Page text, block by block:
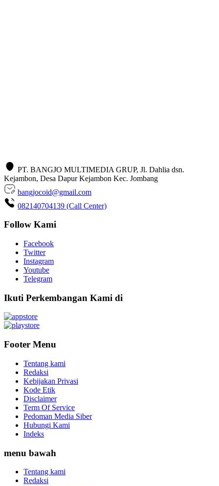
PT. BANGJO MULTIMEDIA GRUP, Jl. Dahlia dsn.
Kejambon, Desa Dapur Kejambon Kec. Jombang
bangjocoid@gmail.com
082140704139 (Call Center)
Follow Kami
Facebook
Twitter
Instagram
Youtube
Telegram
Ikuti Perkembangan Kami di
Footer Menu
Tentang kami
Redaksi
Kebijakan Privasi
Kode Etik
Disclaimer
Term Of Service
Pedoman Media Siber
Hubungi Kami
Indeks
menu bawah
Tentang kami
Redaksi